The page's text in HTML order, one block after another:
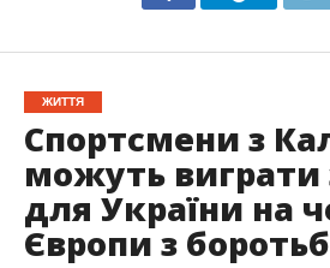
ЖИТТЯ
Спортсмени з
можуть виграти
для України на
Європи з